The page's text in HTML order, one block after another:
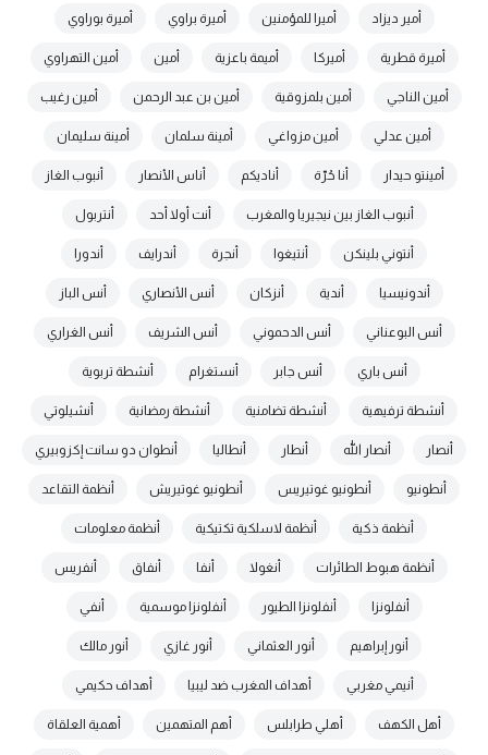
أمير ديزاد أميرا للمؤمنين أميرة براوي أميرة بوراوي
أميرة قطرية أميركا أميمة باعزية أمين أمين التهراوي
أمين الناجي أمين بلمزوقية أمين بن عبد الرحمن أمين رغيب
أمين عدلي أمين مزواغي أمينة سلمان أمينة سليمان
أمينتو حيدار أنا حُرّة أناديكم أناس الأنصار أنبوب الغاز
أنبوب الغاز بين نيجيريا والمغرب أنت أولا أحد أنتربول
أنتوني بلينكن أنتيغوا أنجرة أندرايف أندورا
أندونيسيا أندية أنزكان أنس الأنصاري أنس الباز
أنس البوعناني أنس الدحموني أنس الشريف أنس الغراري
أنس باري أنس جابر أنستغرام أنشطة تربوية
أنشطة ترفيهية أنشطة تضامنية أنشطة رمضانية أنشيلوتي
أنصار أنصار الله أنطار أنطاليا أنطوان دو سانت إكزوبيري
أنطونيو أنطونيو غوتيريس أنطونيو غوتيريش أنظمة التقاعد
أنظمة ذكية أنظمة لاسلكية تكتيكية أنظمة معلومات
أنظمة هبوط الطائرات أنغولا أنفا أنفاق أنفريس
أنفلونزا أنفلونزا الطيور أنفلونزا موسمية أنفي
أنور إبراهيم أنور العثماني أنور غازي أنور مالك
أنيمي مغربي أهداف المغرب ضد ليبيا أهداف حكيمي
أهل الكهف أهلي طرابلس أهم المتهمين أهمية العلقاة